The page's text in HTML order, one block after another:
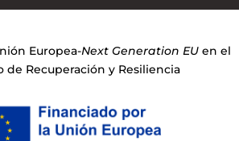
Europea-Next Generation EU en el
de Recuperación y Resiliencia